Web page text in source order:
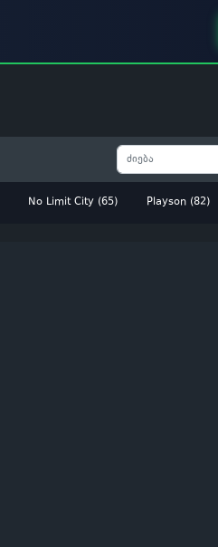
No Limit City (65) Playson (82)